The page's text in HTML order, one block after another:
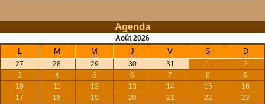
Agenda
Août 2026
L M M J V S D
27 28 29 30 31 1
2
3
4 5 6 7 8
9
10
11 12 13 14 15
16
17
18 19 20 21 22
23